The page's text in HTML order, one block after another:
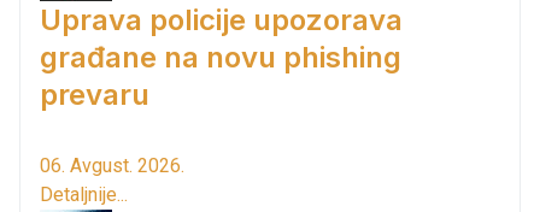
Uprava policije upozorava
građane na novu phishing
prevaru
06. Avgust. 2026.
Detaljnije...